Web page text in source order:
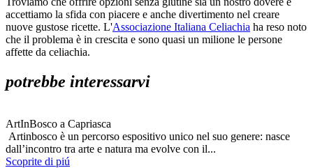
accettiamo la sfida con piacere e anche divertimento nel creare
nuove gustose ricette. L'Associazione Italiana Celiachia ha reso noto
che il problema è in crescita e sono quasi un milione le persone
affette da celiachia.
potrebbe interessarvi
ArtInBosco a Capriasca
Artinbosco è un percorso espositivo unico nel suo genere: nasce
dall’incontro tra arte e natura ma evolve con il...
Scoprite di piú